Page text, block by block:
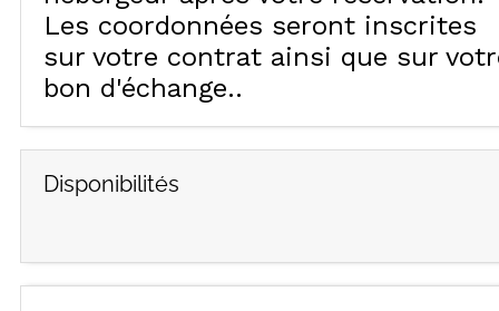
Les coordonnées seront inscrites
sur votre contrat ainsi que sur
bon d'échange.
Disponibilités